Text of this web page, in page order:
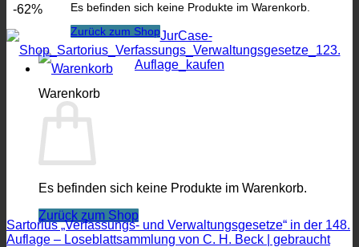
Es befinden sich keine Produkte im Warenkorb.
Zurück zum Shop
Warenkorb
Es befinden sich keine Produkte im Warenkorb.
Zurück zum Shop
-62%
Sartorius „Verfassungs- und Verwaltungsgesetze“ in der 148.
Auflage – Loseblattsammlung von C. H. Beck | gebraucht